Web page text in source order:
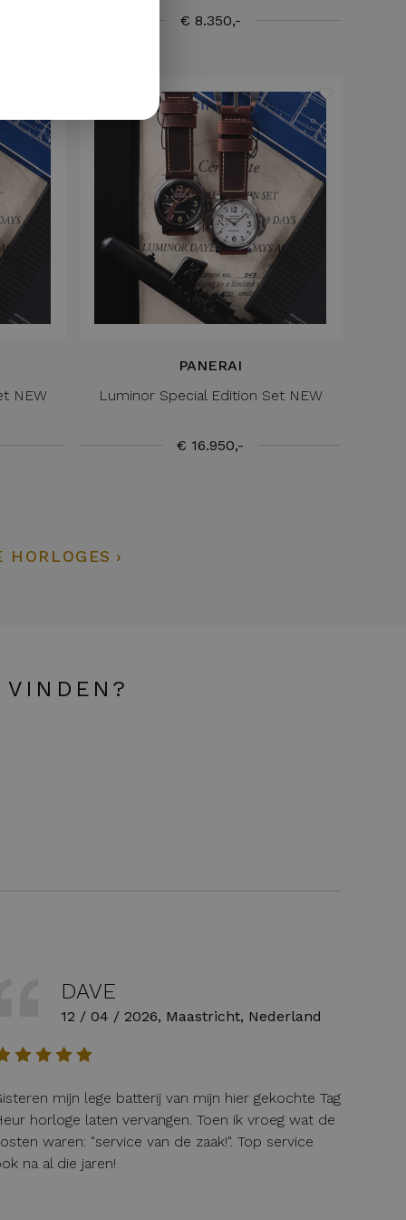
€ 8.350,-
NEW
PANERAI
Luminor Special Edition Set NEW
€ 16.950,-
HORLOGES
VINDEN?
DAVE
12 / 04 / 2026, Maastricht, Nederland
mijn lege batterij van mijn hier gekochte Tag
horloge laten vervangen. Toen ik vroeg wat de
waren: "service van de zaak!". Top service
na al die jaren!